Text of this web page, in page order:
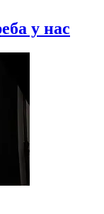
у нас